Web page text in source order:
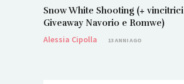
Snow White Shooting (+ vincitrici
Giveaway Navorio e Romwe)
Alessia Cipolla
13 ANNI AGO